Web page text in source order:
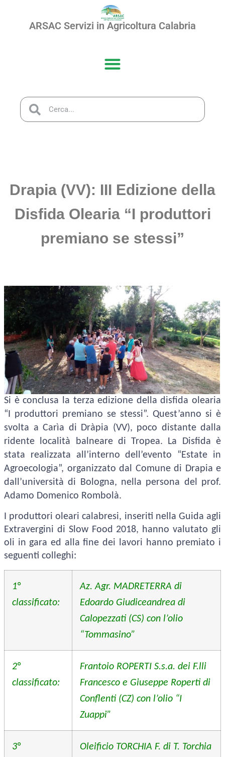
ARSAC Servizi in Agricoltura Calabria
Drapia (VV): III Edizione della
Disfida Olearia “I produttori
premiano se stessi”
Si è conclusa la terza edizione della disfida olearia
“I produttori premiano se stessi”. Quest’anno si è
svolta a Carìa di Dràpia (VV), poco distante dalla
ridente località balneare di Tropea. La Disfida è
stata realizzata all’interno dell’evento “Estate in
Agroecologia”, organizzato dal Comune di Drapia e
dall’università di Bologna, nella persona del prof.
Adamo Domenico Rombolà.
I produttori oleari calabresi, inseriti nella Guida agli
Extravergini di Slow Food 2018, hanno valutato gli
oli in gara ed alla fine dei lavori hanno premiato i
seguenti colleghi:
1°
classificato:
Az. Agr. MADRETERRA di
Edoardo Giudiceandrea di
Calopezzati (CS) con l’olio
“Tommasino”
2°
classificato:
Frantoio ROPERTI S.s.a. dei F.lli
Francesco e Giuseppe Roperti di
Conflenti (CZ) con l’olio “I
Zuappi”
3°
Oleificio TORCHIA F. di T. Torchia